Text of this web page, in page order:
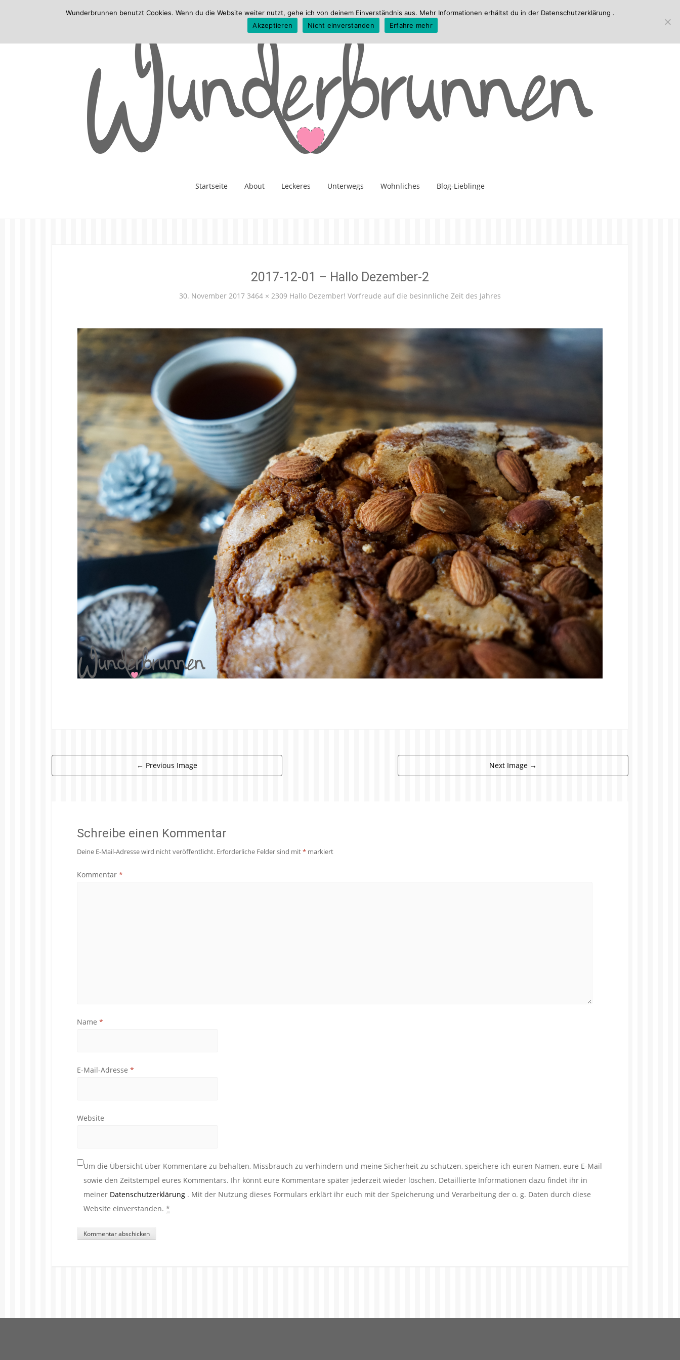
Startseite About Leckeres Unterwegs Wohnliches Blog-Lieblinge
2017-12-01 – Hallo Dezember-2
30. November 2017 3464 × 2309 Hallo Dezember! Vorfreude auf die besinnliche Zeit des Jahres
← Previous Image Next Image →
Schreibe einen Kommentar
Deine E-Mail-Adresse wird nicht veröffentlicht. Erforderliche Felder sind mit* markiert
Kommentar *
Name *
E-Mail-Adresse *
Website
Um die Übersicht über Kommentare zu behalten, Missbrauch zu verhindern und meine Sicherheit zu schützen, speichere ich euren Namen, eure E-Mail
sowie den Zeitstempel eures Kommentars. Ihr könnt eure Kommentare später jederzeit wieder löschen. Detaillierte Informationen dazu findet ihr in
meiner Datenschutzerklärung . Mit der Nutzung dieses Formulars erklärt ihr euch mit der Speicherung und Verarbeitung der o. g. Daten durch diese
Website einverstanden. *
Wunderbrunnen benutzt Cookies. Wenn du die Website weiter nutzt, gehe ich von deinem Einverständnis aus. Mehr Informationen erhältst du in der Datenschutzerklärung .
Akzeptieren
Nicht einverstanden Erfahre mehr